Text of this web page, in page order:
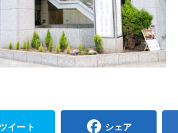
ツイート シェア